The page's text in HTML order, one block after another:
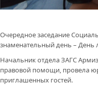
Очередное заседание
знаменательный день – День
Начальник отдела ЗАГС
правовой помощи, провела
приглашенных гостей.